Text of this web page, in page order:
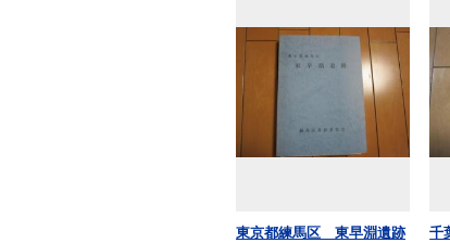
東京都練馬区 東早淵遺跡
千